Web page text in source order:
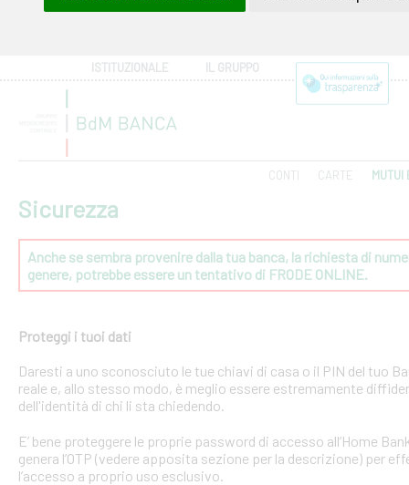
ISTITUZIONALE IL GRUPPO
CONTI CARTE MUTUI
Sicurezza
Anche se sembra provenire dalla tua banca, la richiesta di
genere, potrebbe essere un tentativo di FRODE ONLINE.
Proteggi i tuoi dati
Daresti a uno sconosciuto le tue chiavi di casa o il PIN del tuo
reale e, allo stesso modo, è meglio essere estremamente
dell'identità di chi li sta chiedendo.
E’ bene proteggere le proprie password di accesso all’Home
genera l’OTP (vedere apposita sezione per la descrizione) per
l’accesso a proprio uso esclusivo.